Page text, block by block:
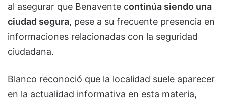
al asegurar que Benavente continúa siendo una
ciudad segura, pese a su frecuente presencia en
informaciones relacionadas con la seguridad
ciudadana.
Blanco reconoció que la localidad suele aparecer
en la actualidad informativa en esta materia,